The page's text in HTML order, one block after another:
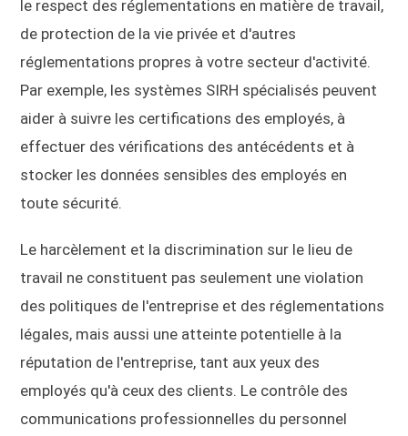
le respect des réglementations en matière de travail,
de protection de la vie privée et d'autres
réglementations propres à votre secteur d'activité.
Par exemple, les systèmes SIRH spécialisés peuvent
aider à suivre les certifications des employés, à
effectuer des vérifications des antécédents et à
stocker les données sensibles des employés en
toute sécurité.
Le harcèlement et la discrimination sur le lieu de
travail ne constituent pas seulement une violation
des politiques de l'entreprise et des réglementations
légales, mais aussi une atteinte potentielle à la
réputation de l'entreprise, tant aux yeux des
employés qu'à ceux des clients. Le contrôle des
communications professionnelles du personnel